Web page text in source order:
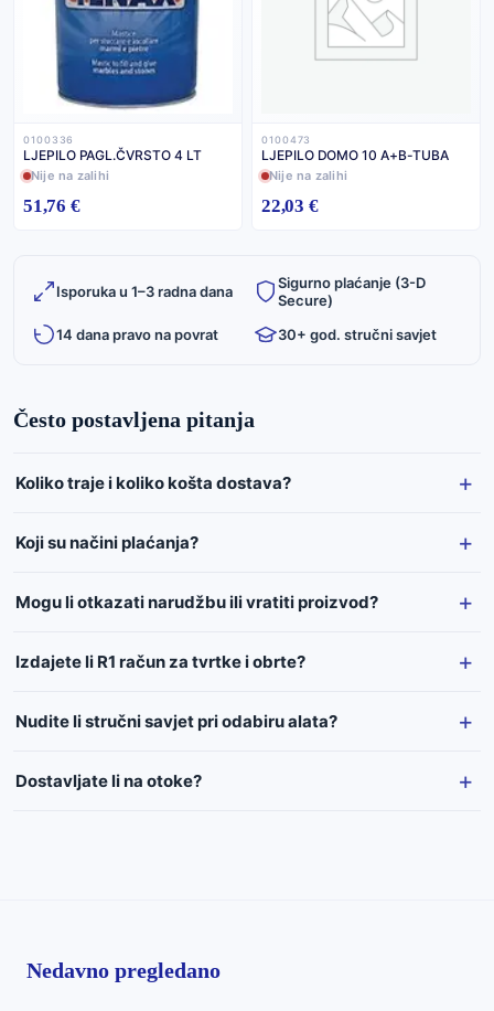
0100336
LJEPILO PAGL.ČVRSTO 4 LT
Nije na zalihi
51,76 €
0100473
LJEPILO DOMO 10 A+B-TUBA
Nije na zalihi
22,03 €
Isporuka u 1–3 radna dana
Sigurno plaćanje (3-D
Secure)
14 dana pravo na povrat
30+ god. stručni savjet
Često postavljena pitanja
Koliko traje i koliko košta dostava?
Koji su načini plaćanja?
Mogu li otkazati narudžbu ili vratiti proizvod?
Izdajete li R1 račun za tvrtke i obrte?
Nudite li stručni savjet pri odabiru alata?
Dostavljate li na otoke?
Nedavno pregledano